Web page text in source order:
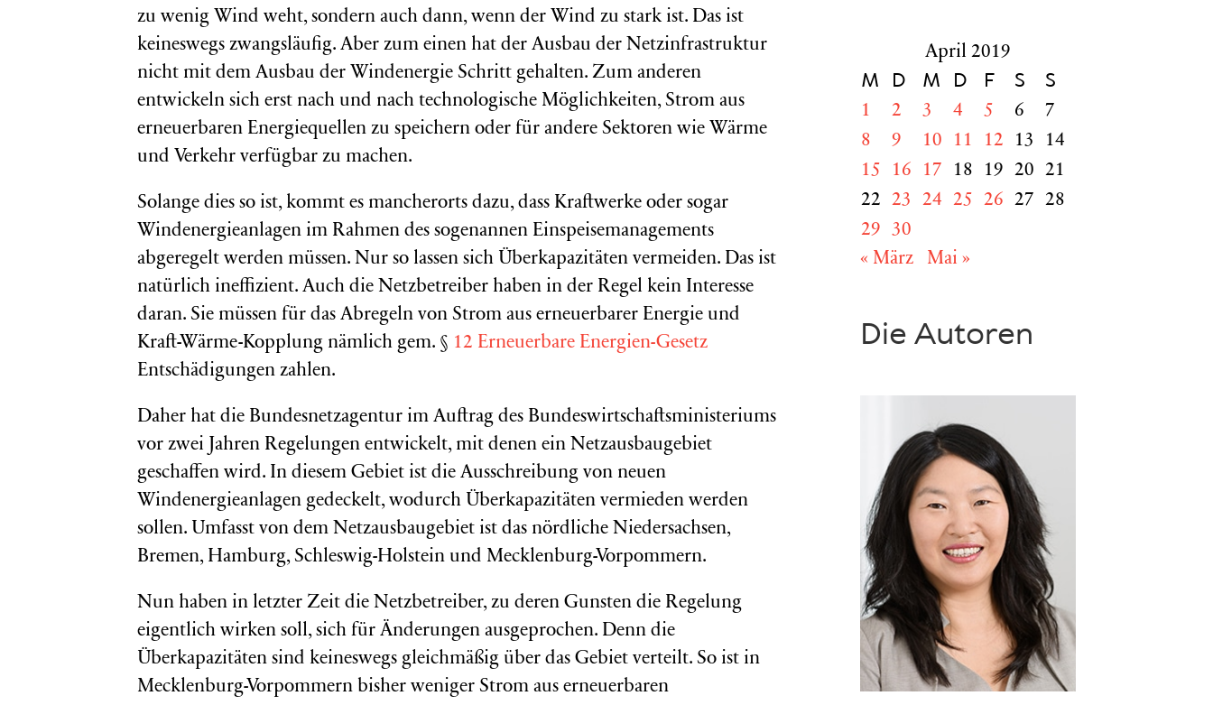
zu wenig Wind weht, sondern auch dann, wenn der Wind zu stark ist. Das ist
keineswegs zwangsläufig. Aber zum einen hat der Ausbau der Netzinfrastruktur
nicht mit dem Ausbau der Windenergie Schritt gehalten. Zum anderen
entwickeln sich erst nach und nach technologische Möglichkeiten, Strom aus
erneuerbaren Energiequellen zu speichern oder für andere Sektoren wie Wärme
und Verkehr verfügbar zu machen.
Solange dies so ist, kommt es mancherorts dazu, dass Kraftwerke oder sogar
Windenergieanlagen im Rahmen des sogenannen Einspeisemanagements
abgeregelt werden müssen. Nur so lassen sich Überkapazitäten vermeiden. Das ist
natürlich ineffizient. Auch die Netzbetreiber haben in der Regel kein Interesse
daran. Sie müssen für das Abregeln von Strom aus erneuerbarer Energie und
Kraft-Wärme-Kopplung nämlich gem. § 12 Erneuerbare Energien-Gesetz
Entschädigungen zahlen.
Daher hat die Bundesnetzagentur im Auftrag des Bundeswirtschaftsministeriums
vor zwei Jahren Regelungen entwickelt, mit denen ein Netzausbaugebiet
geschaffen wird. In diesem Gebiet ist die Ausschreibung von neuen
Windenergieanlagen gedeckelt, wodurch Überkapazitäten vermieden werden
sollen. Umfasst von dem Netzausbaugebiet ist das nördliche Niedersachsen,
Bremen, Hamburg, Schleswig-Holstein und Mecklenburg-Vorpommern.
Nun haben in letzter Zeit die Netzbetreiber, zu deren Gunsten die Regelung
eigentlich wirken soll, sich für Änderungen ausgeprochen. Denn die
Überkapazitäten sind keineswegs gleichmäßig über das Gebiet verteilt. So ist in
Mecklenburg-Vorpommern bisher weniger Strom aus erneuerbaren
April 2019
M D M D F S S
1 2 3 4 5 6
7
8
9 10 11 12 13
14
15
16 17 18 19 20
21
22
23 24 25 26 27
28
29
30
« März
Mai »
Die Autoren